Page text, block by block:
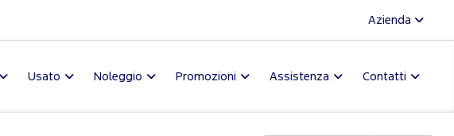
Azienda
Usato Noleggio Promozioni Assistenza Contatti